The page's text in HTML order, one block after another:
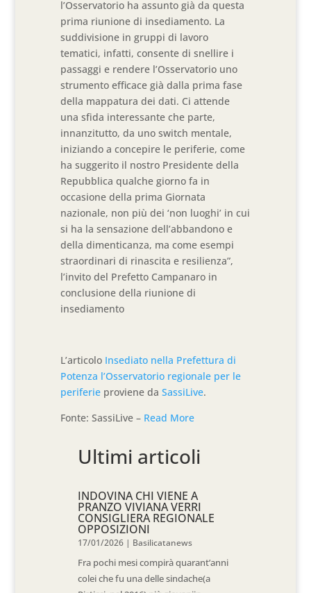
l’Osservatorio ha assunto già da questa
prima riunione di insediamento. La
suddivisione in gruppi di lavoro
tematici, infatti, consente di snellire i
passaggi e rendere l’Osservatorio uno
strumento efficace già dalla prima fase
della mappatura dei dati. Ci attende
una sfida interessante che parte,
innanzitutto, da uno switch mentale,
iniziando a concepire le periferie, come
ha suggerito il nostro Presidente della
Repubblica qualche giorno fa in
occasione della prima Giornata
nazionale, non più dei ‘non luoghi’ in cui
si ha la sensazione dell’abbandono e
della dimenticanza, ma come esempi
straordinari di rinascita e resilienza”,
l’invito del Prefetto Campanaro in
conclusione della riunione di
insediamento
L’articolo Insediato nella Prefettura di
Potenza l’Osservatorio regionale per le
periferie proviene daSassiLive.
Fonte: SassiLive – Read More
Ultimi articoli
INDOVINA CHI VIENE A
PRANZO VIVIANA VERRI
CONSIGLIERA REGIONALE
OPPOSIZIONI
17/01/2026 | Basilicatanews
Fra pochi mesi compirà quarant’anni
colei che fu una delle sindache(a